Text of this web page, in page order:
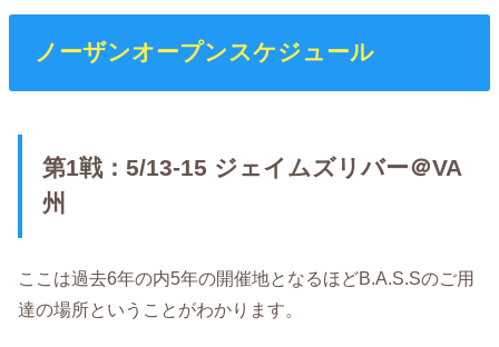
ノーザンオープンスケジュール
第1戦：5/13-15 ジェイムズリバー＠VA
州
ここは過去6年の内5年の開催地となるほどB.A.S.Sのご用
達の場所ということがわかります。